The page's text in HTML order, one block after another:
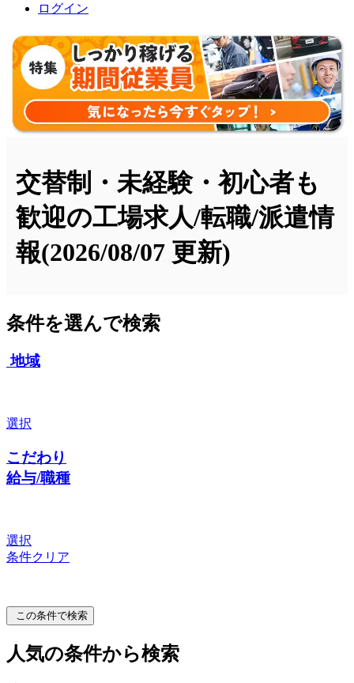
ログイン
交替制・未経験・初心者も
歓迎の工場求人/転職/派遣情
報(2026/08/07 更新)
条件を選んで検索
地域
選択
こだわり
給与/職種
選択
条件クリア
この条件で検索
人気の条件から検索